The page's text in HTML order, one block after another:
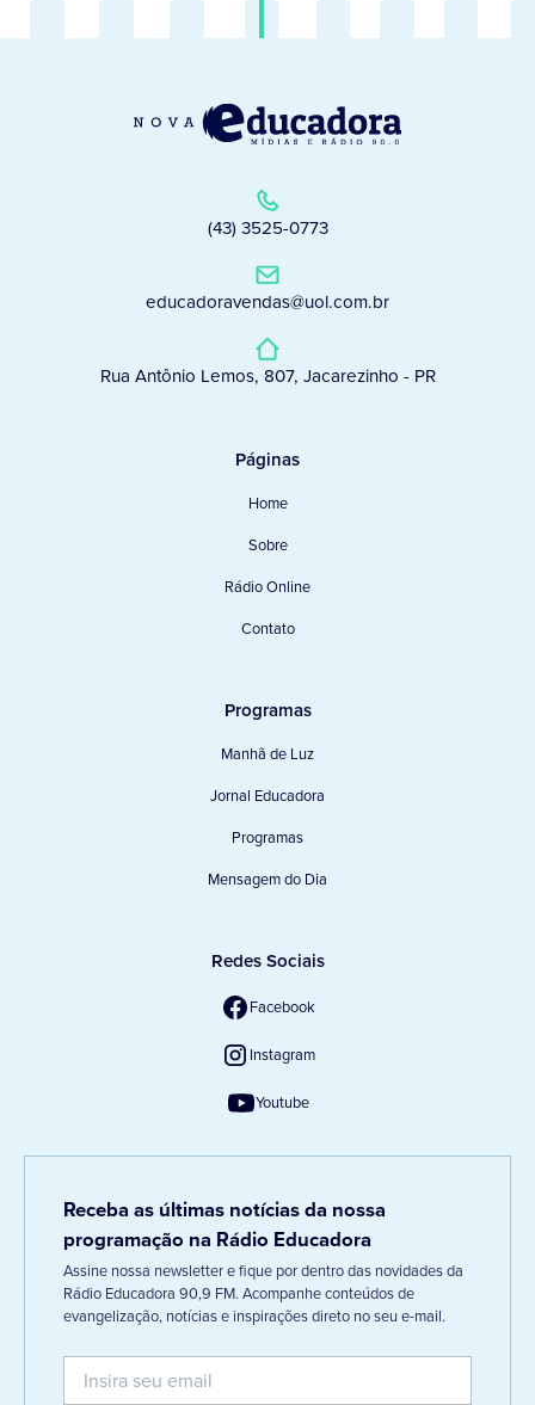
(43) 3525-0773
educadoravendas@uol.com.br
Rua Antônio Lemos, 807, Jacarezinho - PR
Páginas
Home
Sobre
Rádio Online
Contato
Programas
Manhã de Luz
Jornal Educadora
Programas
Mensagem do Dia
Redes Sociais
Facebook
Instagram
Youtube
Receba as últimas notícias da nossa
programação na Rádio Educadora
Assine nossa newsletter e fique por dentro das novidades da
Rádio Educadora 90,9 FM. Acompanhe conteúdos de
evangelização, notícias e inspirações direto no seu e-mail.